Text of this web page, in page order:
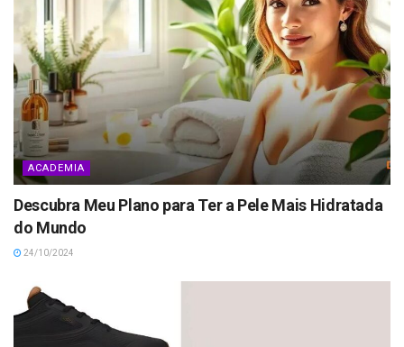
ACADEMIA
Descubra Meu Plano para Ter a Pele Mais Hidratada
do Mundo
24/10/2024